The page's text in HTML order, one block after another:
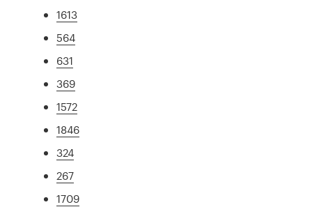
1613
564
631
369
1572
1846
324
267
1709